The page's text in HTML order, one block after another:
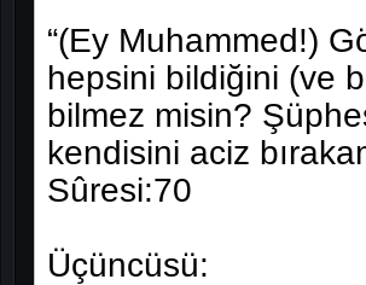
“(Ey Muhammed!)
hepsini bildiğini (ve
bilmez misin?
kendisini aciz
Sûresi:70
Üçüncüsü: